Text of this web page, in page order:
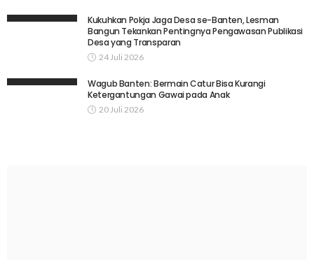
Kukuhkan Pokja Jaga Desa se-Banten, Lesman
Bangun Tekankan Pentingnya Pengawasan Publikasi
Desa yang Transparan
24 Juli 2026
Wagub Banten: Bermain Catur Bisa Kurangi
Ketergantungan Gawai pada Anak
20 Juli 2026